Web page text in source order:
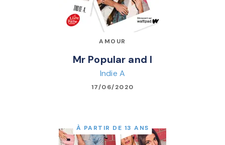
AMOUR
Mr Popular and I
Indie A
17/06/2020
À PARTIR DE 13 ANS